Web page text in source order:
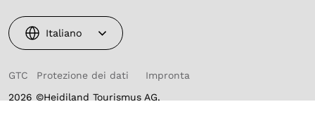
GTC Protezione dei dati
Impronta
2026 ©Heidiland Tourismus AG,
Italiano